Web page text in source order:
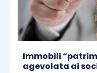
Immobili
agevolata ai